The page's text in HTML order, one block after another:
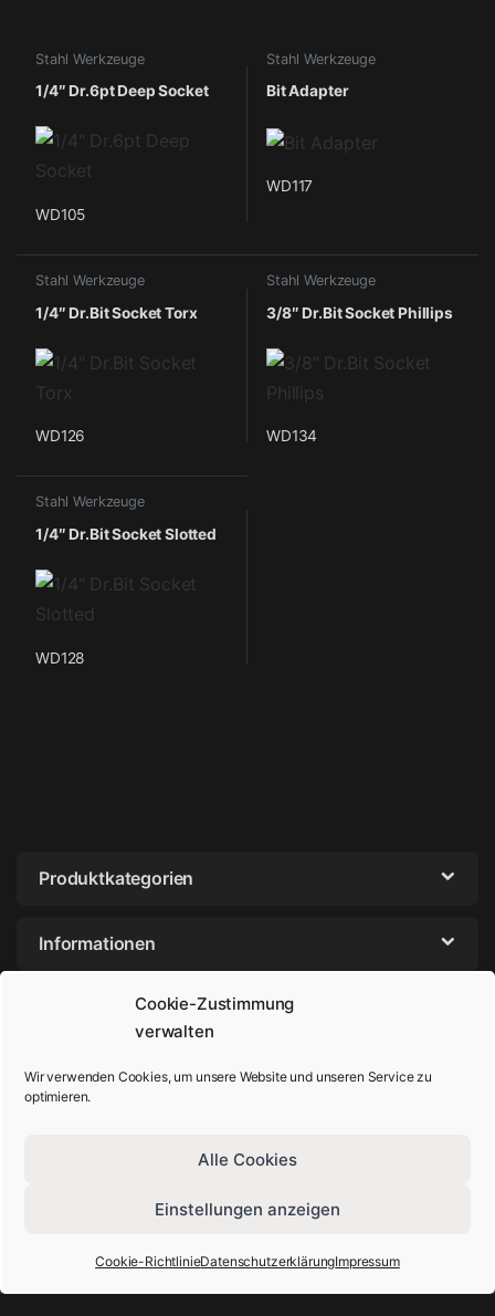
Cookie-Zustimmung
verwalten
Wir verwenden Cookies, um unsere Website und unseren Service zu
optimieren.
Alle Cookies
Einstellungen anzeigen
Cookie-RichtlinieDatenschutzerklärungImpressum
Stahl Werkzeuge
1/4″ Dr.6pt Deep Socket
WD105
Stahl Werkzeuge
Bit Adapter
WD117
Stahl Werkzeuge
1/4″ Dr.Bit Socket Torx
WD126
Stahl Werkzeuge
3/8″ Dr.Bit Socket Phillips
WD134
Stahl Werkzeuge
1/4″ Dr.Bit Socket Slotted
WD128
Produktkategorien
Informationen
Produkt Schlagwörter
+49-202-29572854